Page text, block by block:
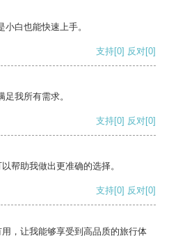
白也能快速上手。
支持[0] 反对[0]
我所有需求。
支持[0] 反对[0]
帮助我做出更准确的选择。
支持[0] 反对[0]
，让我能够享受到高品质的旅行体